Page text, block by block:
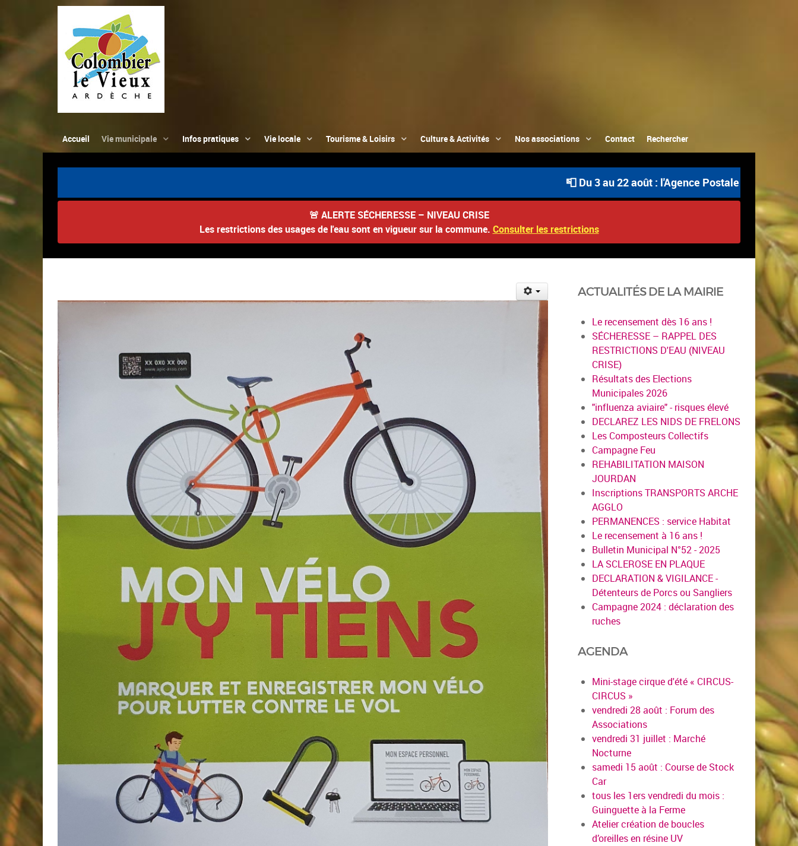
Accueil Vie municipale Infos pratiques Vie locale Tourisme & Loisirs Culture & Activités Nos associations Contact Rechercher
📮 Du 3 au 22 août : l'Agence Postale Communale
🚨 ALERTE SÉCHERESSE – NIVEAU CRISE
Les restrictions des usages de l'eau sont en vigueur sur la commune. Consulter les restrictions
ACTUALITÉS DE LA MAIRIE
Le recensement dès 16 ans !
SÉCHERESSE – RAPPEL DES
RESTRICTIONS D'EAU (NIVEAU
CRISE)
Résultats des Elections
Municipales 2026
"influenza aviaire" - risques élevé
DECLAREZ LES NIDS DE FRELONS
Les Composteurs Collectifs
Campagne Feu
REHABILITATION MAISON
JOURDAN
Inscriptions TRANSPORTS ARCHE
AGGLO
PERMANENCES : service Habitat
Le recensement à 16 ans !
Bulletin Municipal N°52 - 2025
LA SCLEROSE EN PLAQUE
DECLARATION & VIGILANCE -
Détenteurs de Porcs ou Sangliers
Campagne 2024 : déclaration des
ruches
AGENDA
Mini-stage cirque d'été « CIRCUS-
CIRCUS »
vendredi 28 août : Forum des
Associations
vendredi 31 juillet : Marché
Nocturne
samedi 15 août : Course de Stock
Car
tous les 1ers vendredi du mois :
Guinguette à la Ferme
Atelier création de boucles
d’oreilles en résine UV